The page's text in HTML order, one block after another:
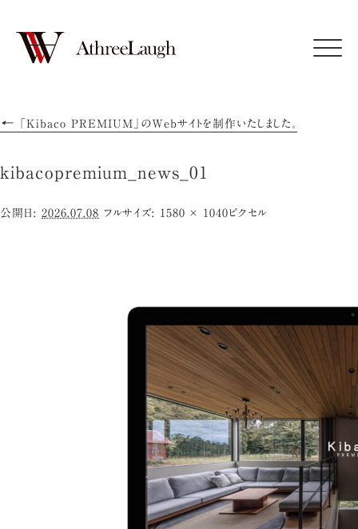
Click
← 「Kibaco PREMIUM」のWebサイトを制作いたしました。
kibacopremium_news_01
公開日: 2026.07.08 フルサイズ: 1580 × 1040ピクセル